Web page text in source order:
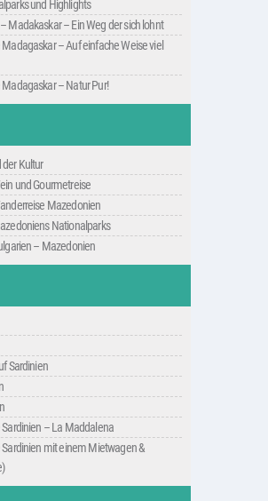
und Highlights
Madakaskar – Ein Weg der sich lohnt
– Auf einfache Weise viel
– Natur Pur!
Kultur
und Gourmetreise
Mazedonien
Nationalparks
– Mazedonien
Sardinien
– La Maddalena
mit einem Mietwagen &